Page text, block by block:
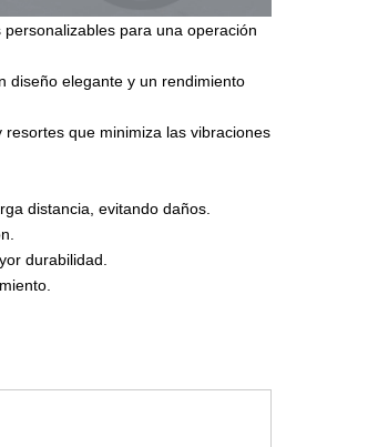
para una operación
diseño elegante y un rendimiento
que minimiza las vibraciones
distancia, evitando daños.
durabilidad.